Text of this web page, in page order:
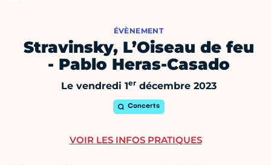
ÉVÈNEMENT
Stravinsky, L’Oiseau de feu
- Pablo Heras-Casado
Le vendredi 1erdécembre 2023
Concerts
VOIR LES INFOS PRATIQUES